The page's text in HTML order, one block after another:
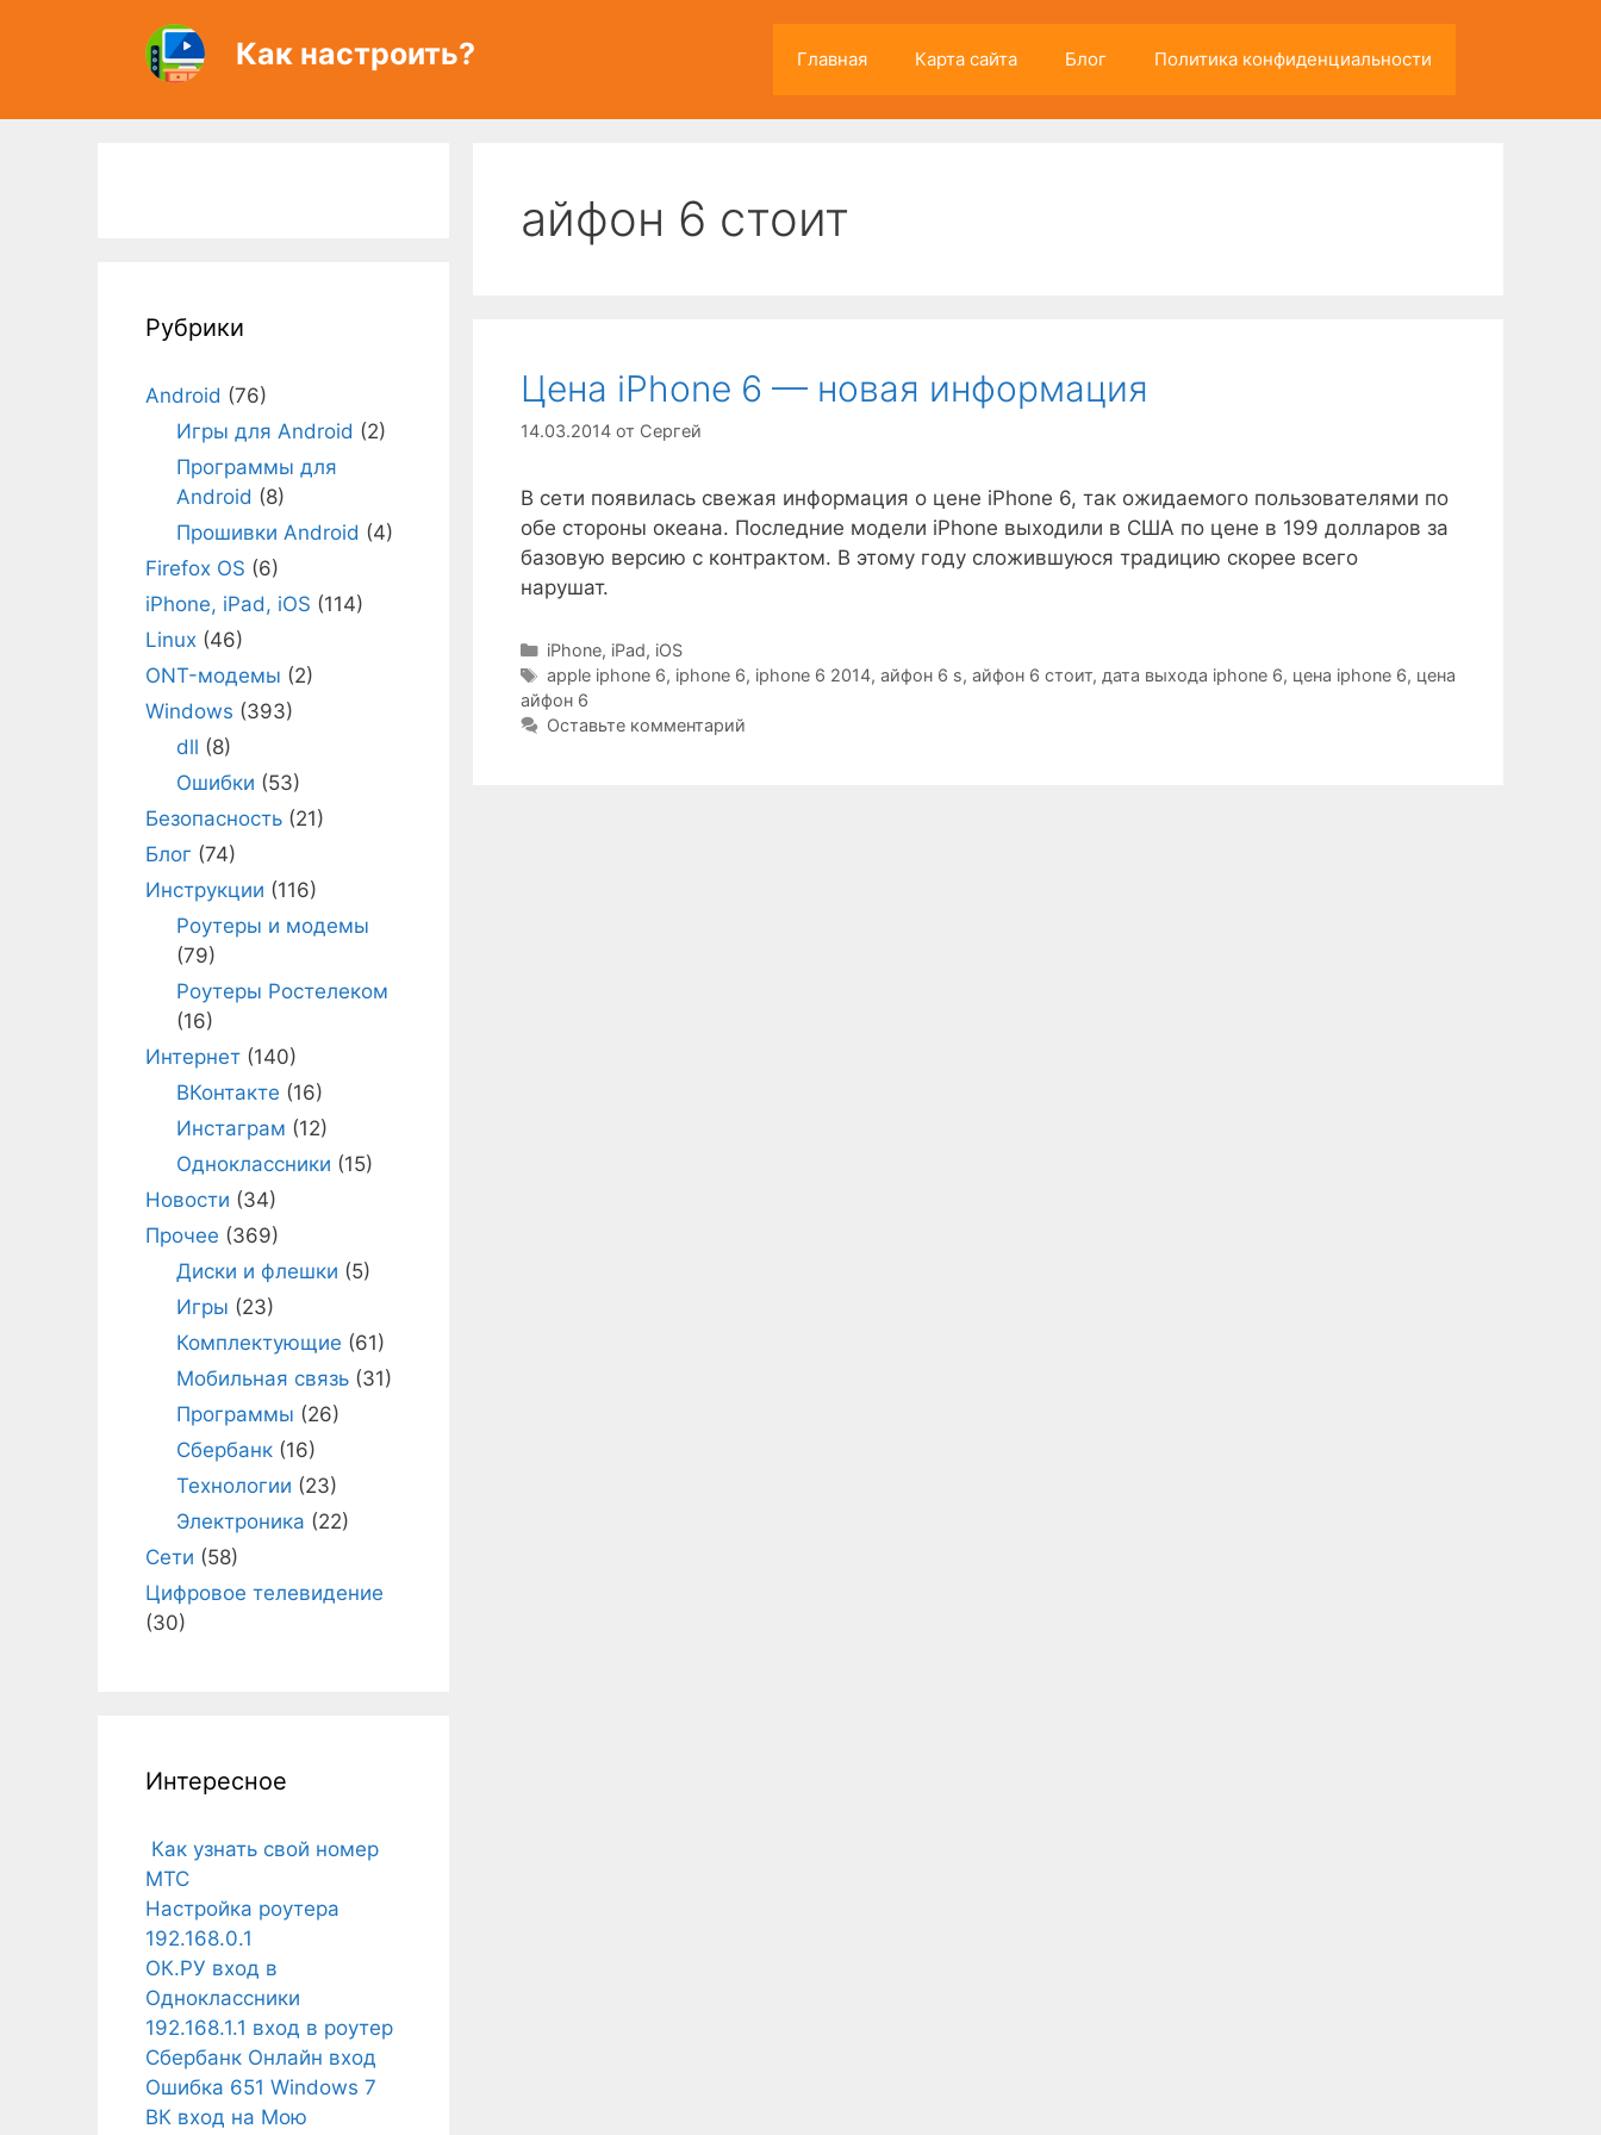
Как настроить? Главная Карта сайта Блог Политика конфиденциальности
айфон 6 стоит
Цена iPhone 6 — новая информация
14.03.2014 от Сергей
В сети появилась свежая информация о цене iPhone 6, так ожидаемого пользователями по
обе стороны океана. Последние модели iPhone выходили в США по цене в 199 долларов за
базовую версию с контрактом. В этому году сложившуюся традицию скорее всего
нарушат.
Рубрики
iPhone, iPad, iOS
Метки
apple iphone 6, iphone 6, iphone 6 2014, айфон 6 s, айфон 6 стоит, дата выхода iphone 6, цена iphone 6, цена
айфон 6
Оставьте комментарий
Рубрики
Android (76)
Игры для Android (2)
Программы для
Android (8)
Прошивки Android (4)
Firefox OS (6)
iPhone, iPad, iOS (114)
Linux (46)
ONT-модемы (2)
Windows (393)
dll (8)
Ошибки (53)
Безопасность (21)
Блог (74)
Инструкции (116)
Роутеры и модемы
(79)
Роутеры Ростелеком
(16)
Интернет (140)
ВКонтакте (16)
Инстаграм (12)
Одноклассники (15)
Новости (34)
Прочее (369)
Диски и флешки (5)
Игры (23)
Комплектующие (61)
Мобильная связь(31)
Программы (26)
Сбербанк(16)
Технологии (23)
Электроника (22)
Сети (58)
Цифровое телевидение
(30)
Интересное
Как узнать свой номер
МТС
Настройка роутера
192.168.0.1
ОК.РУ вход в
Одноклассники
192.168.1.1 вход в роутер
Сбербанк Онлайн вход
Ошибка 651 Windows 7
ВК вход на Мою